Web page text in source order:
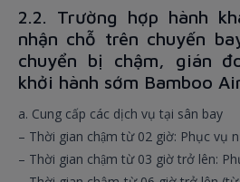
2.2. Trường hợp hành
nhận chỗ trên chuyến
chuyển bị chậm, gián
khởi hành sớm Bamboo
a. Cung cấp các dịch vụ tại sân bay
– Thời gian chậm từ 02 giờ: Phục vụ
– Thời gian chậm từ 03 giờ trở lên: